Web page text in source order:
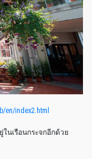
en/index2.html
นเรือนกระจกอีกด้วย